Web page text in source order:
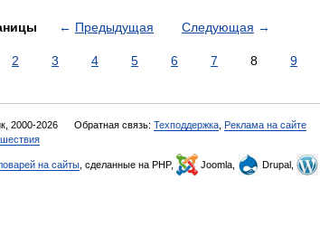
← Предыдущая Следующая →
2 3 4 5 6 7 8 9
2000-2026 Обратная связь: Техподдержка Реклама на сайте
на сайты , сделанные на PHP, Joomla, Drupal,